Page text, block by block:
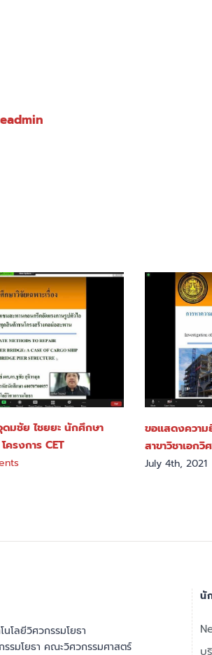
มชัย ไชยยะ นักศึกษา
ครงการ CET
ขอแสดงควา
สาขาวิชาเอกวิ
July 4th, 2021
นโลยีวิศวกรรมโยธา
รรมโยธา คณะวิศวกรรมศาสตร์
นั
บ